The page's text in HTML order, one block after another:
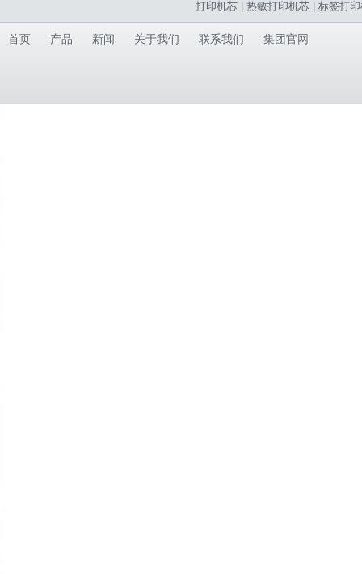
打印机芯 |热敏打印机芯 |标签打
首页 产品 新闻 关于我们 联系我们 集团官网